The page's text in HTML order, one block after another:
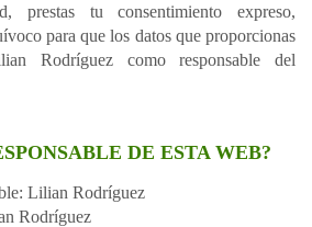
prestas tu consentimiento expreso,
para que los datos que proporcionas
Rodríguez como responsable del
DE ESTA WEB?
Lilian Rodríguez
Rodríguez